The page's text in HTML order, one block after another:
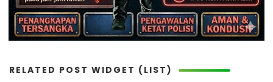
RELATED POST WIDGET (LIST)